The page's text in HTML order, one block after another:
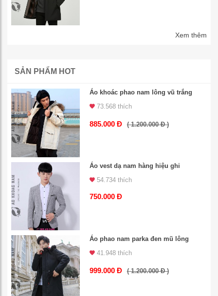
Xem thêm
SẢN PHẨM HOT
Áo khoác phao nam lông vũ trắng
73.568 thích
885.000 Đ ( 1.200.000 Đ )
Áo vest dạ nam hàng hiệu ghi
54.734 thích
750.000 Đ
Áo phao nam parka đen mũ lông
41.948 thích
999.000 Đ ( 1.200.000 Đ )